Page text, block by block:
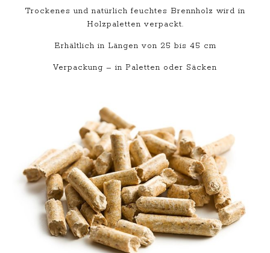
Trockenes und natürlich feuchtes Brennholz wird in
Holzpaletten verpackt.
Erhältlich in Längen von 25 bis 45 cm
Verpackung – in Paletten oder Säcken